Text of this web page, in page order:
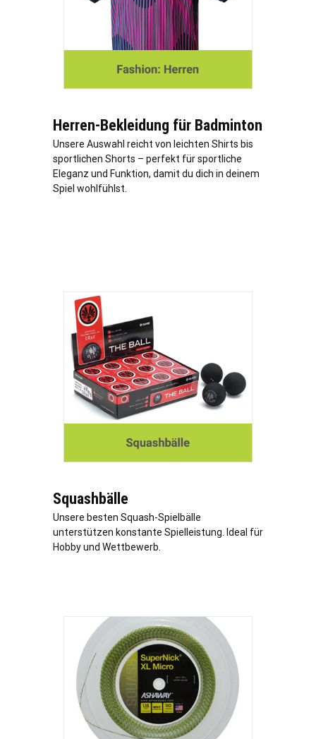
Herren-Bekleidung für Badminton
Unsere Auswahl reicht von leichten Shirts bis
sportlichen Shorts – perfekt für sportliche
Eleganz und Funktion, damit du dich in deinem
Spiel wohlfühlst.
Squashbälle
Unsere besten Squash-Spielbälle
unterstützen konstante Spielleistung. Ideal für
Hobby und Wettbewerb.